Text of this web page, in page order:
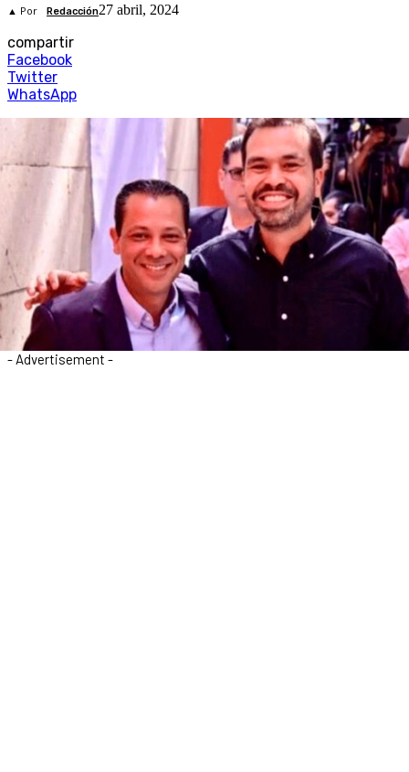
▲ Por Redacción27 abril, 2024
compartir
Facebook
Twitter
WhatsApp
- Advertisement -